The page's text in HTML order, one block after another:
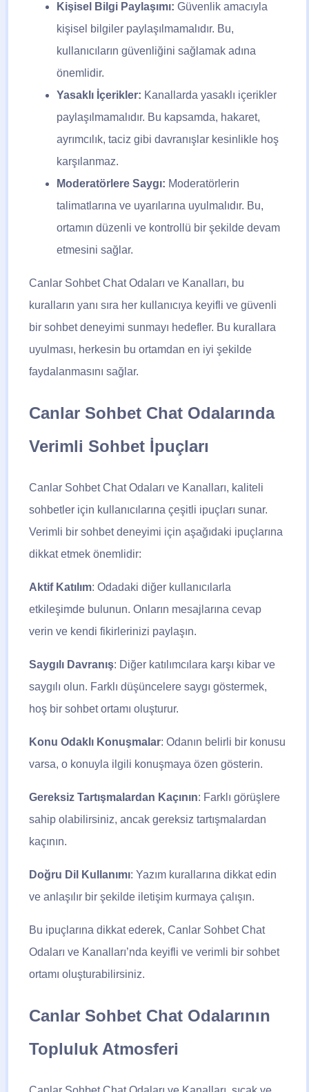
Kişisel Bilgi Paylaşımı: Güvenlik amacıyla
kişisel bilgiler paylaşılmamalıdır. Bu,
kullanıcıların güvenliğini sağlamak adına
önemlidir.
Yasaklı İçerikler: Kanallarda yasaklı içerikler
paylaşılmamalıdır. Bu kapsamda, hakaret,
ayrımcılık, taciz gibi davranışlar kesinlikle hoş
karşılanmaz.
Moderatörlere Saygı: Moderatörlerin
talimatlarına ve uyarılarına uyulmalıdır. Bu,
ortamın düzenli ve kontrollü bir şekilde devam
etmesini sağlar.
Canlar SohbetChat Odaları ve Kanalları, bu
kuralların yanı sıra her kullanıcıya keyifli ve güvenli
bir sohbet deneyimi sunmayı hedefler. Bu kurallara
uyulması, herkesin bu ortamdan en iyi şekilde
faydalanmasını sağlar.
Canlar Sohbet Chat Odalarında
Verimli Sohbet İpuçları
Canlar Sohbet Chat Odaları ve Kanalları, kaliteli
sohbetler için kullanıcılarına çeşitli ipuçları sunar.
Verimli bir sohbet deneyimi için aşağıdaki ipuçlarına
dikkat etmek önemlidir:
Aktif Katılım: Odadaki diğer kullanıcılarla
etkileşimde bulunun. Onların mesajlarına cevap
verin ve kendi fikirlerinizi paylaşın.
Saygılı Davranış: Diğer katılımcılara karşı kibar ve
saygılı olun. Farklı düşüncelere saygı göstermek,
hoş bir sohbet ortamı oluşturur.
Konu Odaklı Konuşmalar: Odanın belirli bir konusu
varsa, o konuyla ilgili konuşmaya özen gösterin.
Gereksiz Tartışmalardan Kaçının: Farklı görüşlere
sahip olabilirsiniz, ancak gereksiz tartışmalardan
kaçının.
Doğru Dil Kullanımı: Yazım kurallarına dikkat edin
ve anlaşılır bir şekilde iletişim kurmaya çalışın.
Bu ipuçlarına dikkat ederek, Canlar Sohbet Chat
Odaları ve Kanalları’nda keyifli ve verimli bir sohbet
ortamı oluşturabilirsiniz.
Canlar Sohbet Chat Odalarının
Topluluk Atmosferi